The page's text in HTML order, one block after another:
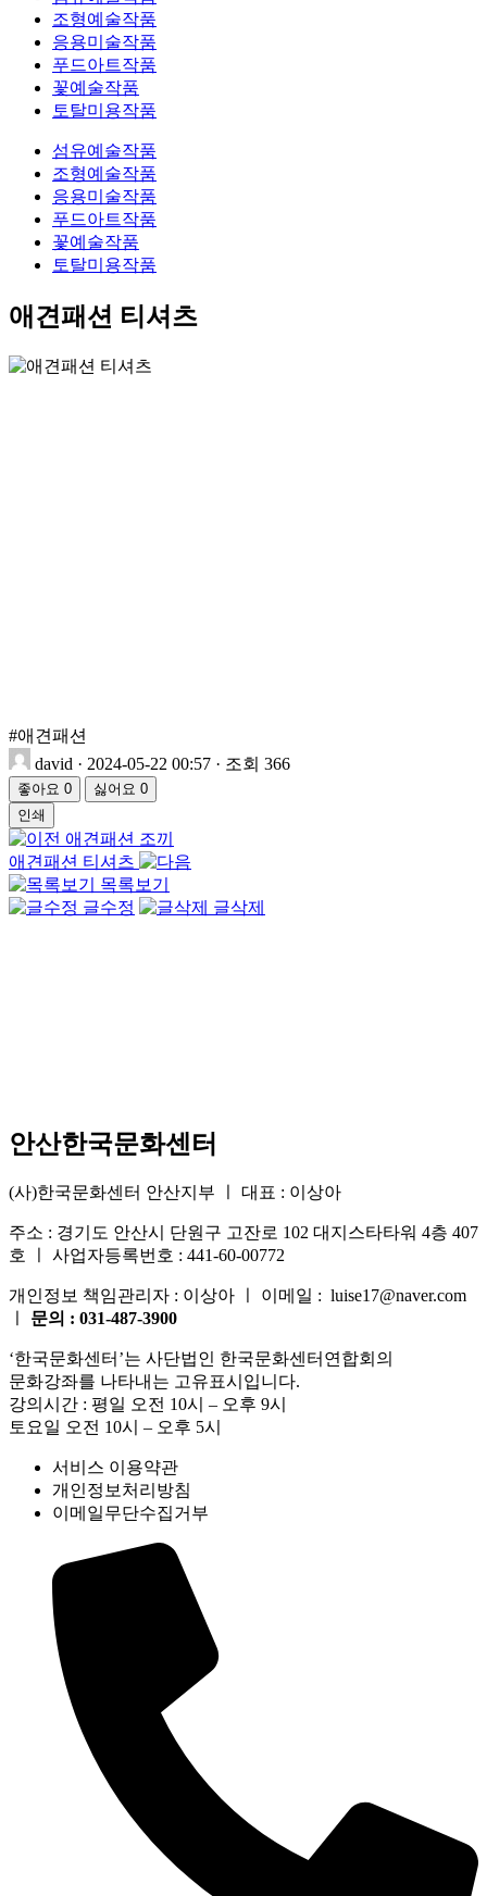
조형예술작품
응용미술작품
푸드아트작품
꽃예술작품
토탈미용작품
섬유예술작품
조형예술작품
응용미술작품
푸드아트작품
꽃예술작품
토탈미용작품
애견패션 티셔츠
#애견패션
david · 2024-05-22 00:57 · 조회 366
좋아요 0 싫어요 0
인쇄
애견패션 조끼
애견패션 티셔츠
목록보기
글수정
글삭제
안산한국문화센터
(사)한국문화센터 안산지부 ㅣ 대표 : 이상아
주소 : 경기도 안산시 단원구 고잔로 102 대지스타타워 4층 407
호 ㅣ 사업자등록번호 : 441-60-00772
개인정보 책임관리자 : 이상아 ㅣ 이메일 : luise17@naver.com
문의 : 031-487-3900
‘한국문화센터’는 사단법인 한국문화센터연합회의
문화강좌를 나타내는 고유표시입니다.
강의시간 : 평일 오전 10시 – 오후 9시
토요일 오전 10시 – 오후 5시
서비스 이용약관
개인정보처리방침
이메일무단수집거부